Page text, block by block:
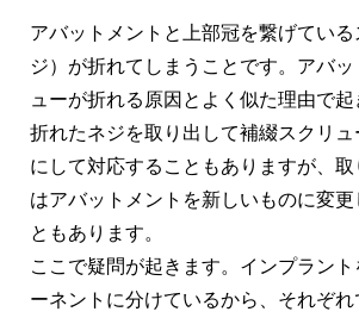
アバットメントと上部冠を繋げてい
ジ）が折れてしまうことです。アバッ
ューが折れる原因とよく似た理由で起
折れたネジを取り出して補綴スクリ
にして対応することもありますが、
はアバットメントを新しいものに変更
ともあります。
ここで疑問が起きます。インプラン
ーネントに分けているから、それぞ